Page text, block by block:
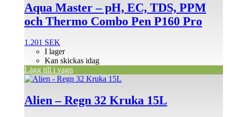
Aqua Master – pH, EC, TDS, PPM
och Thermo Combo Pen P160 Pro
1.201 SEK
I lager
Kan skickas idag
Lägg till i vagn
Alien – Regn 32 Kruka 15L